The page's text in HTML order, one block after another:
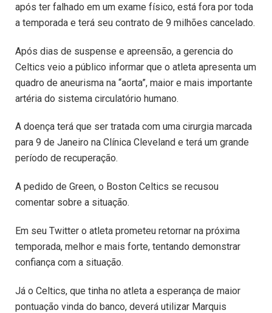
após ter falhado em um exame físico, está fora por toda
a temporada e terá seu contrato de 9 milhões cancelado.
Após dias de suspense e apreensão, a gerencia do
Celtics veio a público informar que o atleta apresenta um
quadro de aneurisma na “aorta”, maior e mais importante
artéria do sistema circulatório humano.
A doença terá que ser tratada com uma cirurgia marcada
para 9 de Janeiro na Clínica Cleveland e terá um grande
período de recuperação.
A pedido de Green, o Boston Celtics se recusou
comentar sobre a situação.
Em seu Twitter o atleta prometeu retornar na próxima
temporada, melhor e mais forte, tentando demonstrar
confiança com a situação.
Já o Celtics, que tinha no atleta a esperança de maior
pontuação vinda do banco, deverá utilizar Marquis